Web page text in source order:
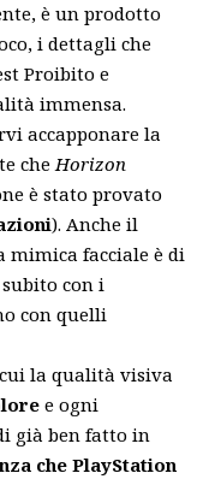
è un prodotto
i dettagli che
Proibito e
immensa.
accapponare la
cheHorizon
è stato provato
). Anche il
facciale è di
con i
con quelli
la qualità visiva
e ogni
già ben fatto in
che PlayStation